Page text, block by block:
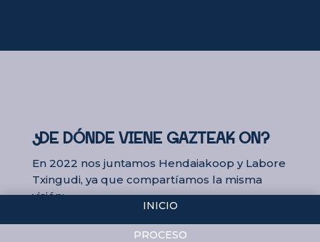
INICIO
PROCESO
¿DE DÓNDE VIENE GAZTEAK ON?
En 2022 nos juntamos Hendaiakoop y Labore
Txingudi, ya que compartíamos la misma
visión:
dar a conocer a los productores